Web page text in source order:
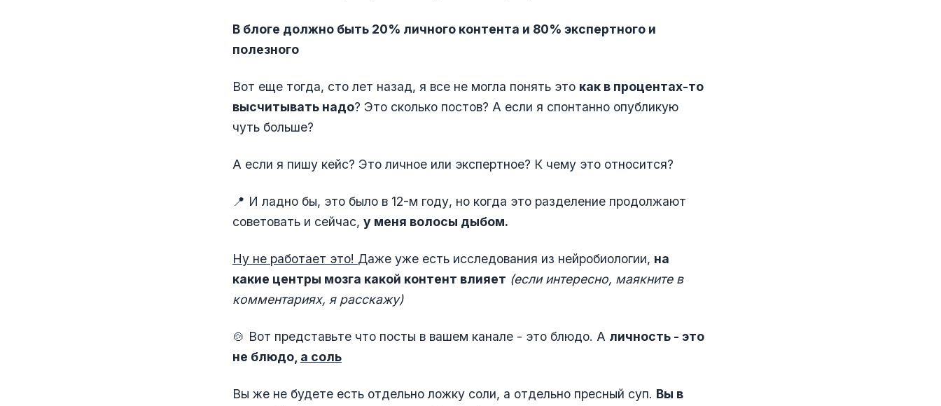
В блоге должно быть 20% личного контента и 80% экспертного и
полезного
Вот еще тогда, сто лет назад, я все не могла понять это как в процентах-то
высчитывать надо? Это сколько постов? А если я спонтанно опубликую
чуть больше?
А если я пишу кейс? Это личное или экспертное? К чему это относится?
📍 И ладно бы, это было в 12-м году, но когда это разделение продолжают
советовать и сейчас, у меня волосы дыбом.
Ну не работает это! Даже уже есть исследования из нейробиологии, на
какие центры мозга какой контент влияет (если интересно, маякните в
комментариях, я расскажу)
🍲 Вот представьте что посты в вашем канале - это блюдо. А личность - это
не блюдо, а соль
Вы же не будете есть отдельно ложку соли, а отдельно пресный суп. Вы в